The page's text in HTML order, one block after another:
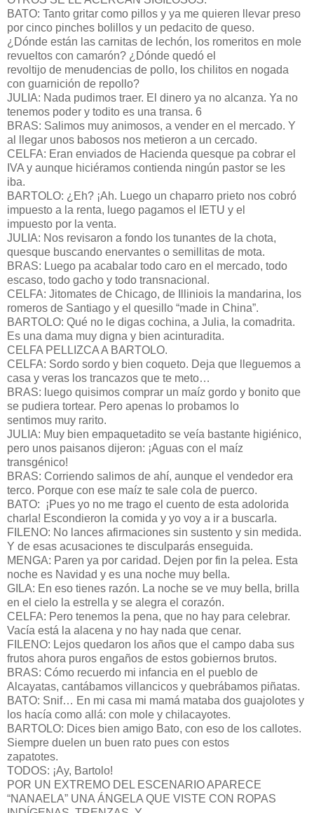
BATO: Tanto gritar como pillos y ya me quieren llevar preso
por cinco pinches bolillos y un pedacito de queso.
¿Dónde están las carnitas de lechón, los romeritos en mole
revueltos con camarón? ¿Dónde quedó el
revoltijo de menudencias de pollo, los chilitos en nogada
con guarnición de repollo?
JULIA: Nada pudimos traer. El dinero ya no alcanza. Ya no
tenemos poder y todito es una transa. 6
BRAS: Salimos muy animosos, a vender en el mercado. Y
al llegar unos babosos nos metieron a un cercado.
CELFA: Eran enviados de Hacienda quesque pa cobrar el
IVA y aunque hiciéramos contienda ningún pastor se les
iba.
BARTOLO: ¿Eh? ¡Ah. Luego un chaparro prieto nos cobró
impuesto a la renta, luego pagamos el IETU y el
impuesto por la venta.
JULIA: Nos revisaron a fondo los tunantes de la chota,
quesque buscando enervantes o semillitas de mota.
BRAS: Luego pa acabalar todo caro en el mercado, todo
escaso, todo gacho y todo transnacional.
CELFA: Jitomates de Chicago, de Illiniois la mandarina, los
romeros de Santiago y el quesillo “made in China”.
BARTOLO: Qué no le digas cochina, a Julia, la comadrita.
Es una dama muy digna y bien acinturadita.
CELFA PELLIZCA A BARTOLO.
CELFA: Sordo sordo y bien coqueto. Deja que lleguemos a
casa y veras los trancazos que te meto…
BRAS: luego quisimos comprar un maíz gordo y bonito que
se pudiera tortear. Pero apenas lo probamos lo
sentimos muy rarito.
JULIA: Muy bien empaquetadito se veía bastante higiénico,
pero unos paisanos dijeron: ¡Aguas con el maíz
transgénico!
BRAS: Corriendo salimos de ahí, aunque el vendedor era
terco. Porque con ese maíz te sale cola de puerco.
BATO: ¡Pues yo no me trago el cuento de esta adolorida
charla! Escondieron la comida y yo voy a ir a buscarla.
FILENO: No lances afirmaciones sin sustento y sin medida.
Y de esas acusaciones te disculparás enseguida.
MENGA: Paren ya por caridad. Dejen por fin la pelea. Esta
noche es Navidad y es una noche muy bella.
GILA: En eso tienes razón. La noche se ve muy bella, brilla
en el cielo la estrella y se alegra el corazón.
CELFA: Pero tenemos la pena, que no hay para celebrar.
Vacía está la alacena y no hay nada que cenar.
FILENO: Lejos quedaron los años que el campo daba sus
frutos ahora puros engaños de estos gobiernos brutos.
BRAS: Cómo recuerdo mi infancia en el pueblo de
Alcayatas, cantábamos villancicos y quebrábamos piñatas.
BATO: Snif… En mi casa mi mamá mataba dos guajolotes y
los hacía como allá: con mole y chilacayotes.
BARTOLO: Dices bien amigo Bato, con eso de los callotes.
Siempre duelen un buen rato pues con estos
zapatotes.
TODOS: ¡Ay, Bartolo!
POR UN EXTREMO DEL ESCENARIO APARECE
“NANAELA” UNA ÁNGELA QUE VISTE CON ROPAS